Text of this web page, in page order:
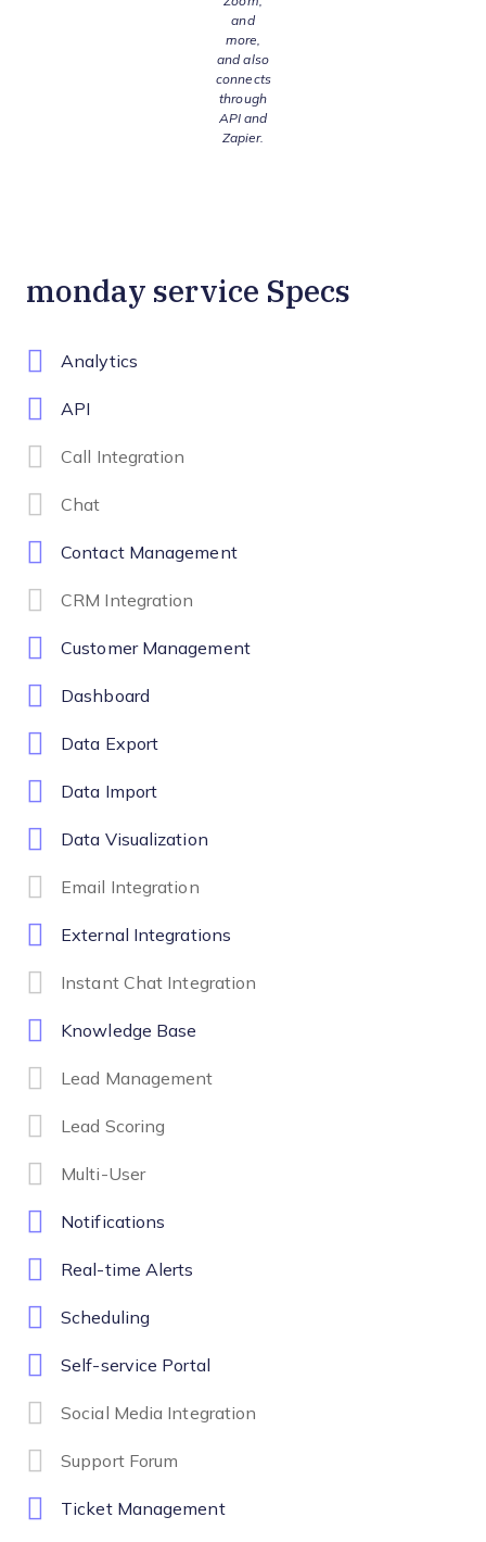
and
more,
and also
connects
through
API and
Zapier.
monday service Specs
Analytics
API
Call Integration
Chat
Contact Management
CRM Integration
Customer Management
Dashboard
Data Export
Data Import
Data Visualization
Email Integration
External Integrations
Instant Chat Integration
Knowledge Base
Lead Management
Lead Scoring
Multi-User
Notifications
Real-time Alerts
Scheduling
Self-service Portal
Social Media Integration
Support Forum
Ticket Management